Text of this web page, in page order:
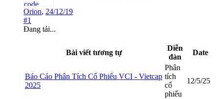
Orion, 24/12/19
#1
Đang tải...
Bài viết tương tự
Diễn
đàn
Date
Báo Cáo Phân Tích Cổ Phiếu VCI - Vietcap
2025
Phân
tích
cổ
phiếu
12/5/25